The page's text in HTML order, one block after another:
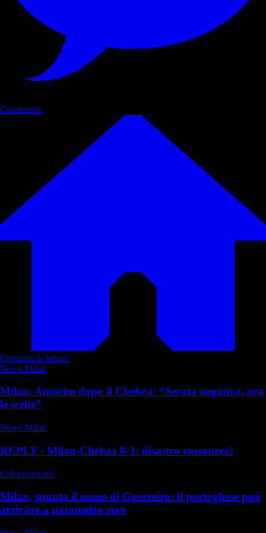
Commenta
Continua la lettura
News Milan
Milan, Amorim dopo il Chelsea: “Serata negativa, ora
le scelte”
News Milan
REPLY - Milan-Chelsea 0-3: disastro rossonero!
Calciomercato
Milan, spunta il nome di Guerreiro: il portoghese può
arrivare a parametro zero